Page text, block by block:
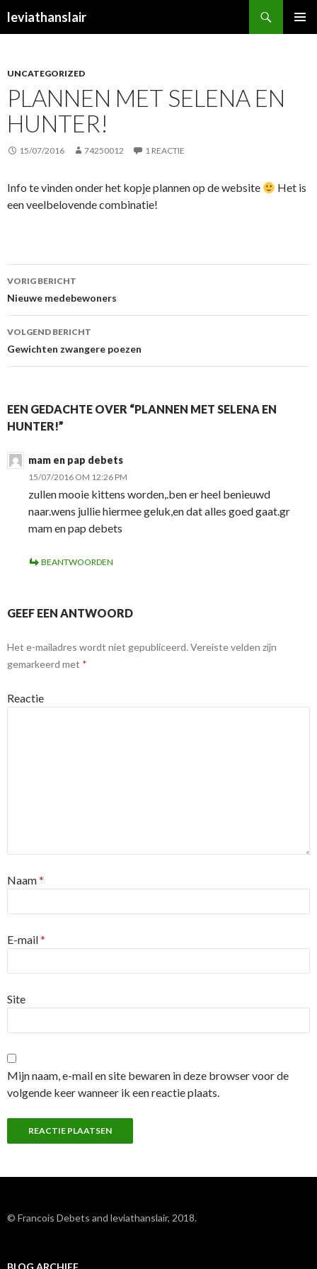
leviathanslair
SPRINGEN
UNCATEGORIZED
PLANNEN MET SELENA EN
HUNTER!
15/07/2016 74250012 1 REACTIE
Info te vinden onder het kopje plannen op de website
Het is
een veelbelovende combinatie!
Berichtnavigatie
VORIG BERICHT
Nieuwe medebewoners
VOLGEND BERICHT
Gewichten zwangere poezen
EEN GEDACHTE OVER “PLANNEN MET SELENA EN
HUNTER!”
mam en pap debets
15/07/2016 OM 12:26 PM
zullen mooie kittens worden,.ben er heel benieuwd
naar.wens jullie hiermee geluk,en dat alles goed gaat.gr
mam en pap debets
BEANTWOORDEN
GEEF EEN ANTWOORD
Het e-mailadres wordt niet gepubliceerd. Vereiste velden zijn
gemarkeerd met *
Reactie
Naam*
E-mail*
Site
Mijn naam, e-mail en site bewaren in deze browser voor de
volgende keer wanneer ik een reactie plaats.
© Francois Debets and leviathanslair, 2018.
BLOG ARCHIEF